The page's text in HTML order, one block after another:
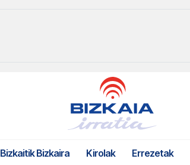
Bizkaitik Bizkaira Kirolak Errezetak